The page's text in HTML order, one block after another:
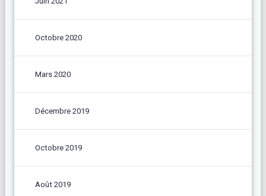
Octobre 2020
Mars 2020
Décembre 2019
Octobre 2019
Août 2019